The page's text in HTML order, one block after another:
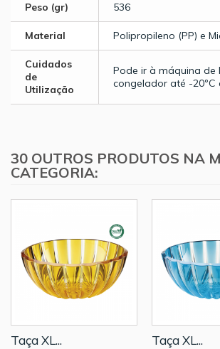
Peso (gr) 536
Material Polipropileno (PP) e
Cuidados
de
Utilização
Pode ir à máquina de
congelador até -20ºC
30 OUTROS PRODUTOS NA
CATEGORIA:
Taça XL... Taça XL...